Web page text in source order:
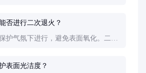
否进行二次退火？
护气氛下进行，避免表面氧化。二次
表面光洁度？